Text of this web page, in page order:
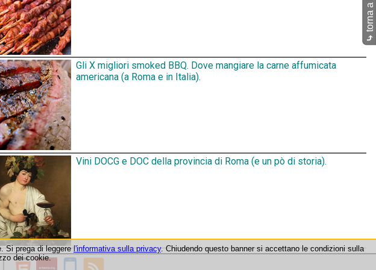
Gli X migliori smoked BBQ. Dove mangiare la carne affumicata
americana (a Roma e in Italia).
Vini DOCG e DOC della provincia di Roma (e un pò di storia).
⤷
Si prega di leggerel'informativa sulla privacy. Chiudendo questo banner si accettano le condizioni sulla
dei cookie.